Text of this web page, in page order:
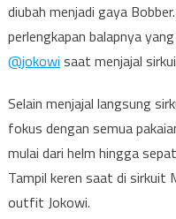
diubah menjadi gaya
perlengkapan balapnya
@jokowi saat menjajal
Selain menjajal langsung
fokus dengan semua
mulai dari helm hingga
Tampil keren saat di sirkuit
outfit Jokowi.